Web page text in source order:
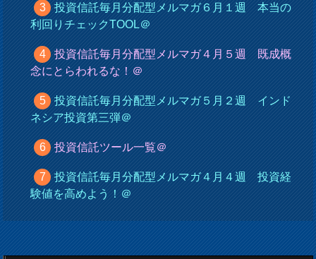
投資信託毎月分配型メルマガ６月１週 本当の
利回りチェックTOOL＠
投資信託毎月分配型メルマガ４月５週 既成概
念にとらわれるな！＠
投資信託毎月分配型メルマガ５月２週 インド
ネシア投資第三弾＠
投資信託ツール一覧＠
投資信託毎月分配型メルマガ４月４週 投資経
験値を高めよう！＠